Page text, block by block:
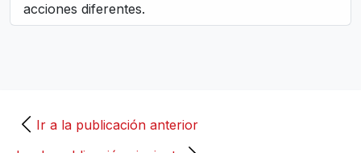
acciones diferentes.
Ir a la publicación anterior